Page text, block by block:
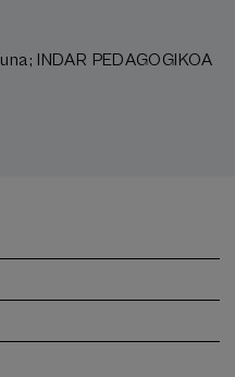
INDAR PEDAGOGIKOA